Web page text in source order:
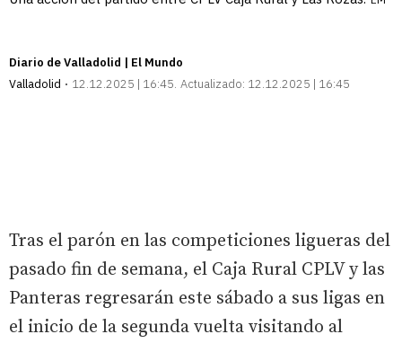
Diario de Valladolid | El Mundo
Valladolid
12.12.2025 | 16:45 Actualizado: 12.12.2025 | 16:45
Tras el parón en las competiciones ligueras del
pasado fin de semana, el Caja Rural CPLV y las
Panteras regresarán este sábado a sus ligas en
el inicio de la segunda vuelta visitando al